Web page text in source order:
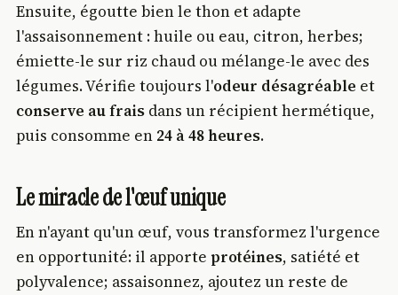
Ensuite, égoutte bien le thon et adapte
l'assaisonnement : huile ou eau, citron, herbes;
émiette-le sur riz chaud ou mélange-le avec des
légumes. Vérifie toujours l'odeur désagréable et
conserve au frais dans un récipient hermétique,
puis consomme en 24 à 48 heures.
Le miracle de l'œuf unique
En n'ayant qu'un œuf, vous transformez l'urgence
en opportunité: il apporte protéines, satiété et
polyvalence; assaisonnez, ajoutez un reste de